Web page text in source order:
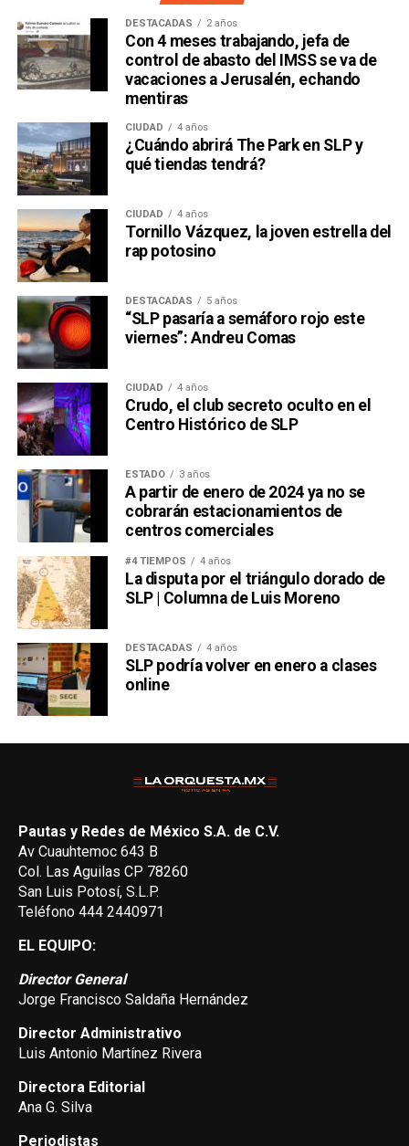
DESTACADAS 2 años
Con 4 meses trabajando, jefa de
control de abasto del IMSS se va de
vacaciones a Jerusalén, echando
mentiras
CIUDAD 4 años
¿Cuándo abrirá The Park en SLP y
qué tiendas tendrá?
CIUDAD 4 años
Tornillo Vázquez, la joven estrella del
rap potosino
DESTACADAS 5 años
“SLP pasaría a semáforo rojo este
viernes”: Andreu Comas
CIUDAD 4 años
Crudo, el club secreto oculto en el
Centro Histórico de SLP
ESTADO 3 años
A partir de enero de 2024 ya no se
cobrarán estacionamientos de
centros comerciales
#4 TIEMPOS 4 años
La disputa por el triángulo dorado de
SLP | Columna de Luis Moreno
DESTACADAS 4 años
SLP podría volver en enero a clases
online
Pautas y Redes de México S.A. de C.V.
Av Cuauhtemoc 643 B
Col. Las Aguilas CP 78260
San Luis Potosí, S.L.P.
Teléfono 444 2440971
EL EQUIPO:
Director General
Jorge Francisco Saldaña Hernández
Director Administrativo
Luis Antonio Martínez Rivera
Directora Editorial
Ana G. Silva
Periodistas